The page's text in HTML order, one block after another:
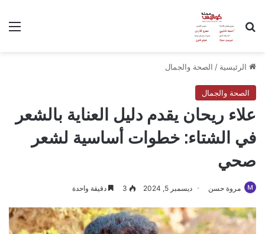
بحث عن
الرئيسية / الصحة والجمال
الصحة والجمال
علاء ريحان يقدم دليل العناية بالشعر
في الشتاء: خطوات أساسية لشعر
صحي
مروة حسن ديسمبر 5, 2024 3 دقيقة واحدة